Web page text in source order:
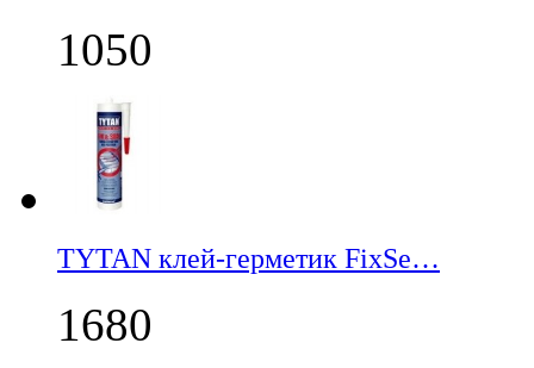
1050
TYTAN клей-герметик FixSe…
1680